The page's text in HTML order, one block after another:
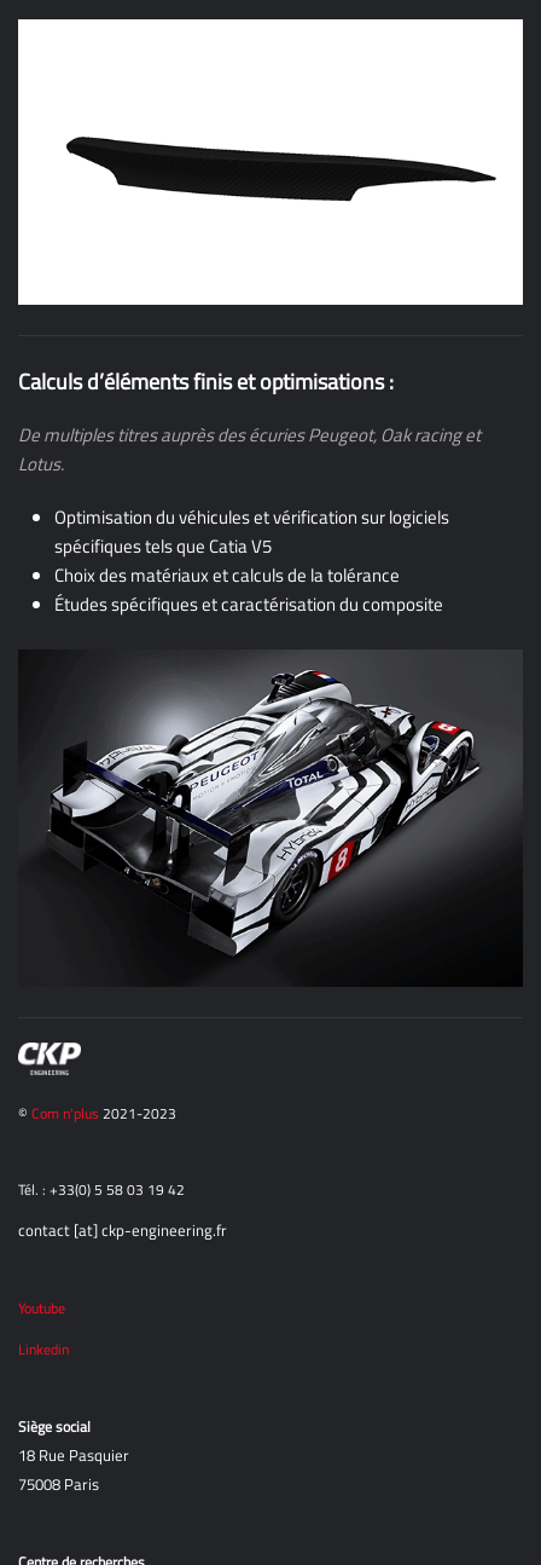
Chaine de cotes
Gamme de drapage
Calculs d’éléments finis et optimisations :
De multiples titres auprès des écuries Peugeot, Oak racing et
Lotus.
Optimisation du véhicules et vérification sur logiciels
spécifiques tels que Catia V5
Choix des matériaux et calculs de la tolérance
Études spécifiques et caractérisation du composite
PEUGEOT 908, DES INNOVATIONS STRUCTURELLES
PERFORMANTES :
Pièces multifonctions réduisant le nombre de fixation
Passage d'un nouvel effort
Carrosserie composite légère
© Com n'plus 2021-2023
Tél. : +33(0) 5 58 03 19 42
contact [at] ckp-engineering.fr
Youtube
Linkedin
Siège social
18 Rue Pasquier
75008 Paris